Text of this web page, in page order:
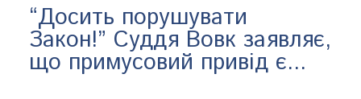
“Досить порушувати
Закон!” Суддя Вовк заявляє,
що примусовий привід є...